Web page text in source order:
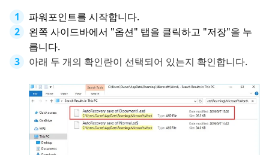
파워포인트를 시작합니다.
왼쪽 사이드바에서 "옵션" 탭을 클릭하고 "저장"을 누
릅니다.
아래 두 개의 확인란이 선택되어 있는지 확인합니다.